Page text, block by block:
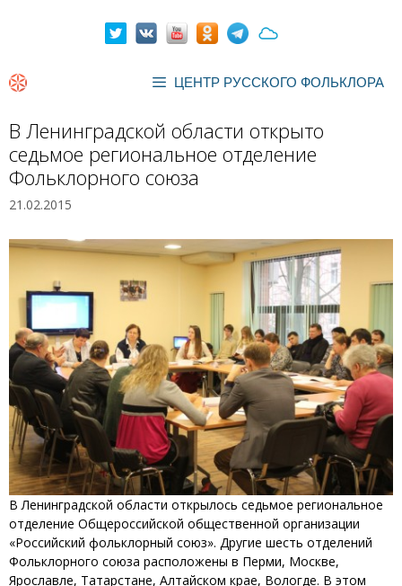
ЦЕНТР РУССКОГО ФОЛЬКЛОРА
В Ленинградской области открыто
седьмое региональное отделение
Фольклорного союза
21.02.2015
В Ленинградской области открылось седьмое региональное
отделение Общероссийской общественной организации
«Российский фольклорный союз». Другие шесть отделений
Фольклорного союза расположены в Перми, Москве,
Ярославле, Татарстане, Алтайском крае, Вологде. В этом